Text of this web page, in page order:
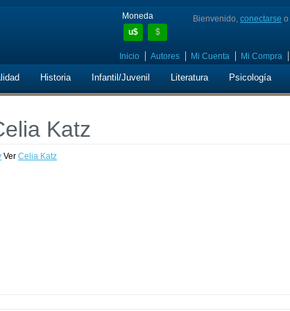
Moneda
u$
$
Bienvenido, conectarse o
Inicio Autores Mi Cuenta Mi Compra
Historia Infantil/Juvenil Literatura Psicología
Katz
Ver Celia Katz